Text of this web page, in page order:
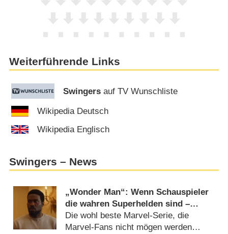
Weiterführende Links
Swingers auf TV Wunschliste
Wikipedia Deutsch
Wikipedia Englisch
Swingers – News
„Wonder Man“: Wenn Schauspieler
die wahren Superhelden sind –
Review
Die wohl beste Marvel-Serie, die
Marvel-Fans nicht mögen werden